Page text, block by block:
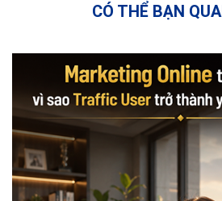
CÓ THỂ BẠN